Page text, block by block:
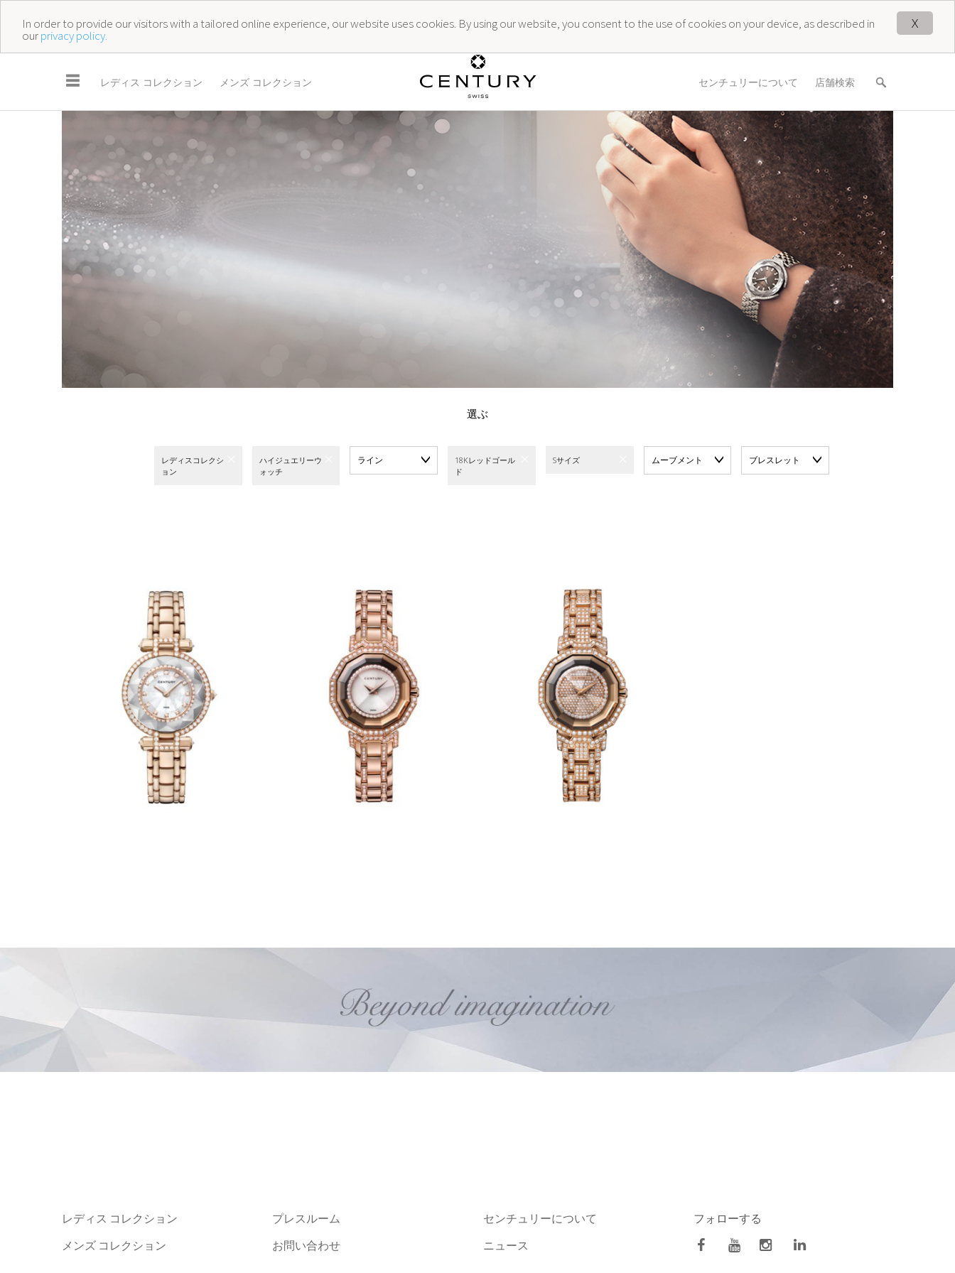
X
In order to provide our visitors with a tailored online experience, our website uses cookies. By using our website, you consent to the use of cookies on your device, as described in
ourprivacy policy.
☰ レディス コレクション メンズ コレクション センチュリーについて 店舗検索
選ぶ
レディスコレクシ
ョン
ハイジュエリーウ
ォッチ
ライン
18Kレッドゴール
ド
Sサイズ ムーブメント ブレスレット
レディス コレクション
メンズ コレクション
プレスルーム
お問い合わせ
センチュリーについて
ニュース
フォローする
facebookYoutubeInstagram